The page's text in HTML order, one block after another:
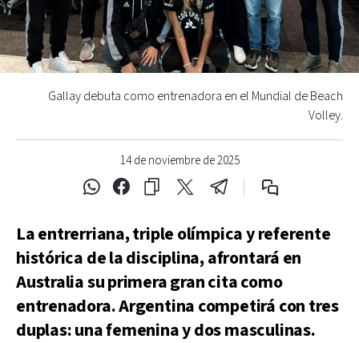
14 de noviembre de 2025
Gallay debuta como entrenadora en el Mundial de Beach
Volley.
La entrerriana, triple olímpica y referente
histórica de la disciplina, afrontará en
Australia su primera gran cita como
entrenadora. Argentina competirá con tres
duplas: una femenina y dos masculinas.